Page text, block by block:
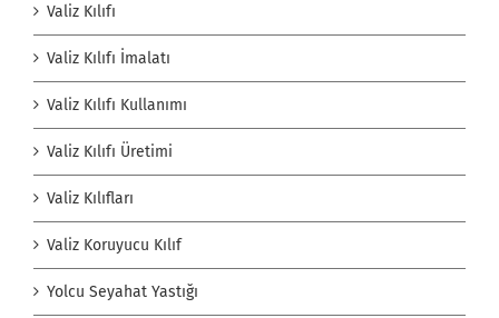
Valiz Kılıfı
Valiz Kılıfı İmalatı
Valiz Kılıfı Kullanımı
Valiz Kılıfı Üretimi
Valiz Kılıfları
Valiz Koruyucu Kılıf
Yolcu Seyahat Yastığı